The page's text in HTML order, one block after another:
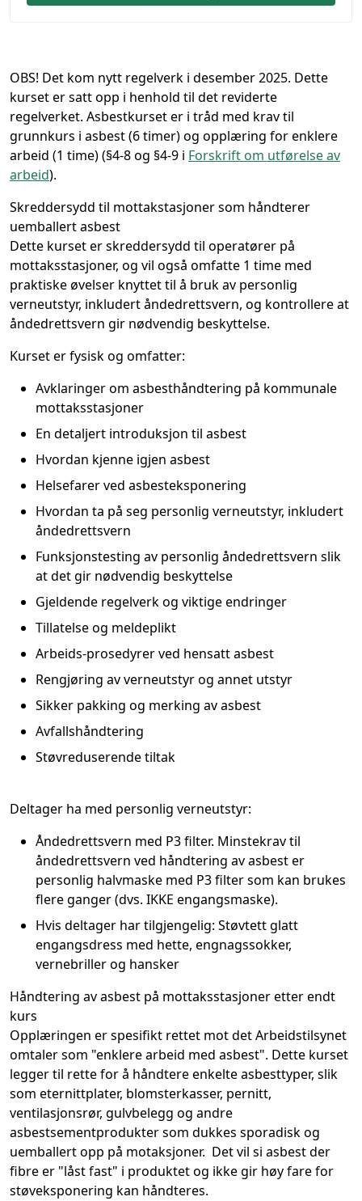
OBS! Det kom nytt regelverk i desember 2025. Dette
kurset er satt opp i henhold til det reviderte
regelverket. Asbestkurset er i tråd med krav til
grunnkurs i asbest (6 timer) og opplæring for enklere
arbeid (1 time) (§4-8 og §4-9 i Forskrift om utførelse av
arbeid).
Skreddersydd til mottakstasjoner som håndterer
uemballert asbest
Dette kurset er skreddersydd til operatører på
mottaksstasjoner, og vil også omfatte 1 time med
praktiske øvelser knyttet til å bruk av personlig
verneutstyr, inkludert åndedrettsvern, og kontrollere at
åndedrettsvern gir nødvendig beskyttelse.
Kurset er fysisk og omfatter:
Avklaringer om asbesthåndtering på kommunale
mottaksstasjoner
En detaljert introduksjon til asbest
Hvordan kjenne igjen asbest
Helsefarer ved asbesteksponering
Hvordan ta på seg personlig verneutstyr, inkludert
åndedrettsvern
Funksjonstesting av personlig åndedrettsvern slik
at det gir nødvendig beskyttelse
Gjeldende regelverk og viktige endringer
Tillatelse og meldeplikt
Arbeids-prosedyrer ved hensatt asbest
Rengjøring av verneutstyr og annet utstyr
Sikker pakking og merking av asbest
Avfallshåndtering
Støvreduserende tiltak
Deltager ha med personlig verneutstyr:
Åndedrettsvern med P3 filter. Minstekrav til
åndedrettsvern ved håndtering av asbest er
personlig halvmaske med P3 filter som kan brukes
flere ganger (dvs. IKKE engangsmaske).
Hvis deltager har tilgjengelig​: Støvtett glatt
engangsdress med hette, engnagssokker,
vernebriller og hansker
Håndtering av asbest på mottaksstasjoner etter endt
kurs
Opplæringen er spesifikt rettet mot det Arbeidstilsynet
omtaler som "enklere arbeid med asbest". Dette kurset
legger til rette for å håndtere enkelte asbesttyper, slik
som eternittplater, blomsterkasser, pernitt,
ventilasjonsrør, gulvbelegg og andre
asbestsementprodukter som dukkes sporadisk og
uemballert opp på motaksjoner. Det vil si asbest der
fibre er "låst fast" i produktet og ikke gir høy fare for
støveksponering kan håndteres.